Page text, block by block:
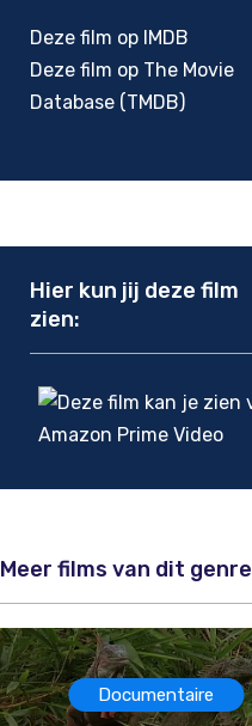
Deze film op IMDB
Deze film op The Movie
Database (TMDB)
Hier kun jij deze film
zien:
Meer films van dit genre
Documentaire